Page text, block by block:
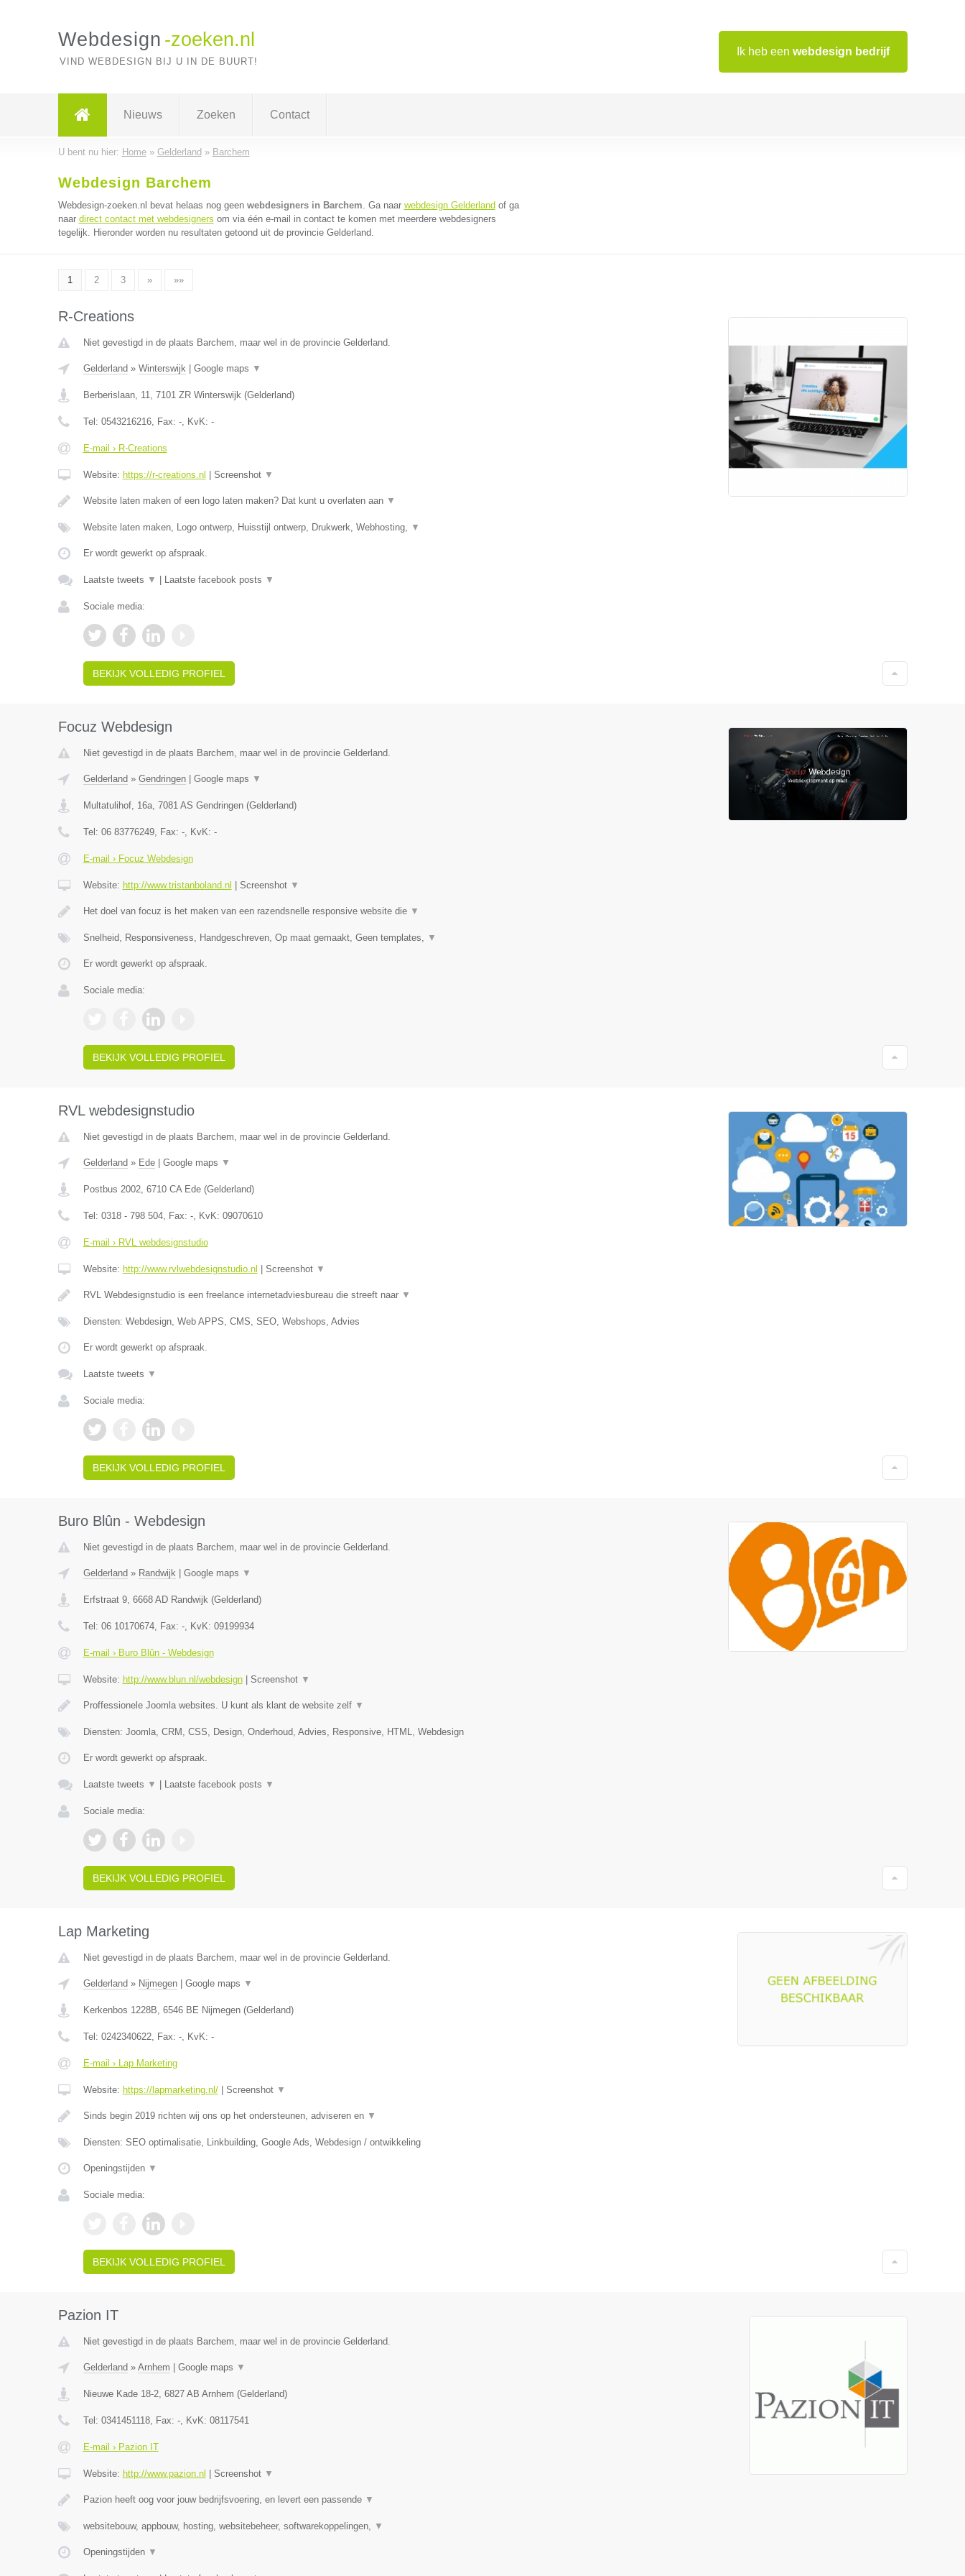
Ik heb een webdesign bedrijf
Webdesign -zoeken.nl
VIND WEBDESIGN BIJ U IN DE BUURT!
Nieuws Zoeken Contact
U bent nu hier: Home» Gelderland » Barchem
Webdesign Barchem
Webdesign-zoeken.nl bevat helaas nog geen webdesigners in Barchem. Ga naar webdesign Gelderland of ga
naar direct contact met webdesigners om via één e-mail in contact te komen met meerdere webdesigners
tegelijk. Hieronder worden nu resultaten getoond uit de provincie Gelderland.
1 2 3 » »»
R-Creations
Niet gevestigd in de plaats Barchem, maar wel in de provincie Gelderland.
Gelderland » Winterswijk| Google maps ▼
Berberislaan, 11, 7101 ZR Winterswijk(Gelderland)
Tel: 0543216216, Fax: -, KvK: -
E-mail › R-Creations
Website: https://r-creations.nl Screenshot ▼
Website laten maken of een logo laten maken? Dat kunt u overlaten aan ▼
Website laten maken, Logo ontwerp, Huisstijl ontwerp, Drukwerk, Webhosting, ▼
Er wordt gewerkt op afspraak.
Laatste tweets ▼ Laatste facebook posts ▼
Sociale media:
BEKIJK VOLLEDIG PROFIEL
Focuz Webdesign
Niet gevestigd in de plaats Barchem, maar wel in de provincie Gelderland.
Gelderland » Gendringen| Google maps ▼
Multatulihof, 16a, 7081 AS Gendringen(Gelderland)
Tel: 06 83776249, Fax: -, KvK: -
E-mail › Focuz Webdesign
Website: http://www.tristanboland.nl Screenshot ▼
Het doel van focuz is het maken van een razendsnelle responsive website die ▼
Snelheid, Responsiveness, Handgeschreven, Op maat gemaakt, Geen templates, ▼
Er wordt gewerkt op afspraak.
Sociale media:
BEKIJK VOLLEDIG PROFIEL
RVL webdesignstudio
Niet gevestigd in de plaats Barchem, maar wel in de provincie Gelderland.
Gelderland » Ede| Google maps ▼
Postbus 2002, 6710 CA Ede(Gelderland)
Tel: 0318 - 798 504, Fax: -, KvK: 09070610
E-mail › RVL webdesignstudio
Website: http://www.rvlwebdesignstudio.nl Screenshot ▼
RVL Webdesignstudio is een freelance internetadviesbureau die streeft naar ▼
Diensten: Webdesign, Web APPS, CMS, SEO, Webshops, Advies
Er wordt gewerkt op afspraak.
Laatste tweets ▼
Sociale media:
BEKIJK VOLLEDIG PROFIEL
Buro Blûn - Webdesign
Niet gevestigd in de plaats Barchem, maar wel in de provincie Gelderland.
Gelderland » Randwijk| Google maps ▼
Erfstraat 9, 6668 AD Randwijk(Gelderland)
Tel: 06 10170674, Fax: -, KvK: 09199934
E-mail › Buro Blûn - Webdesign
Website: http://www.blun.nl/webdesign| Screenshot ▼
Proffessionele Joomla websites. U kunt als klant de website zelf ▼
Diensten: Joomla, CRM, CSS, Design, Onderhoud, Advies, Responsive, HTML, Webdesign
Er wordt gewerkt op afspraak.
Laatste tweets ▼ Laatste facebook posts ▼
Sociale media:
BEKIJK VOLLEDIG PROFIEL
Lap Marketing
Niet gevestigd in de plaats Barchem, maar wel in de provincie Gelderland.
Gelderland » Nijmegen| Google maps ▼
Kerkenbos 1228B, 6546 BE Nijmegen(Gelderland)
Tel: 0242340622, Fax: -, KvK: -
E-mail › Lap Marketing
Website: https://lapmarketing.nl/| Screenshot ▼
Sinds begin 2019 richten wij ons op het ondersteunen, adviseren en ▼
Diensten: SEO optimalisatie, Linkbuilding, Google Ads, Webdesign / ontwikkeling
Openingstijden ▼
Sociale media:
BEKIJK VOLLEDIG PROFIEL
Pazion IT
Niet gevestigd in de plaats Barchem, maar wel in de provincie Gelderland.
Gelderland » Arnhem Google maps ▼
Nieuwe Kade 18-2, 6827 AB Arnhem (Gelderland)
Tel: 0341451118, Fax: -, KvK: 08117541
E-mail › Pazion IT
Website: http://www.pazion.nl Screenshot ▼
Pazion heeft oog voor jouw bedrijfsvoering, en levert een passende ▼
websitebouw, appbouw, hosting, websitebeheer, softwarekoppelingen, ▼
Openingstijden ▼